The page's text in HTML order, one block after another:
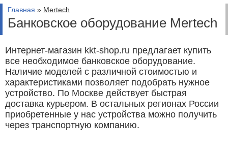
Главная » Mertech
Банковское оборудование Mertech
Интернет-магазин kkt-shop.ru предлагает купить
все необходимое банковское оборудование.
Наличие моделей с различной стоимостью и
характеристиками позволяет подобрать нужное
устройство. По Москве действует быстрая
доставка курьером. В остальных регионах России
приобретенные у нас устройства можно получить
через транспортную компанию.